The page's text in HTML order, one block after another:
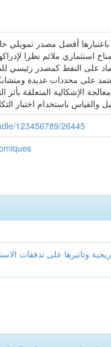
باعتبارها أفضل مصدر
ملائم نظرا
على النفط كمصدر
على محددات عديدة
الإشكالية المتعلقة بأثر
123456789/26445